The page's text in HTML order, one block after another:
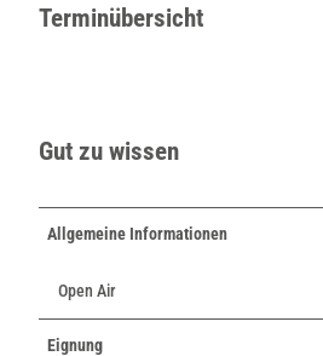
Terminübersicht
Gut zu wissen
Allgemeine Informationen
Open Air
Eignung